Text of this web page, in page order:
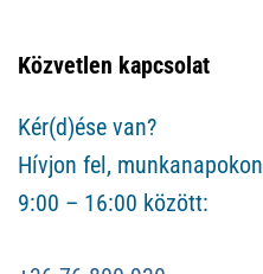
Közvetlen kapcsolat
Kér(d)ése van?
Hívjon fel, munkanapokon
9:00 – 16:00 között: